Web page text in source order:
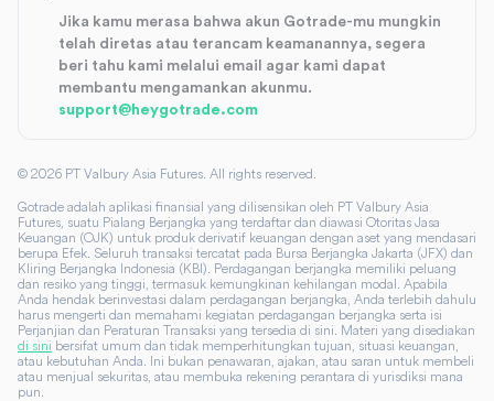
Jika kamu merasa bahwa akun Gotrade-mu mungkin
telah diretas atau terancam keamanannya, segera
beri tahu kami melalui email agar kami dapat
membantu mengamankan akunmu.
support@heygotrade.com
© 2026 PT Valbury Asia Futures. All rights reserved.
Gotrade adalah aplikasi finansial yang dilisensikan oleh PT Valbury Asia
Futures, suatu Pialang Berjangka yang terdaftar dan diawasi Otoritas Jasa
Keuangan (OJK) untuk produk derivatif keuangan dengan aset yang mendasari
berupa Efek. Seluruh transaksi tercatat pada Bursa Berjangka Jakarta (JFX) dan
Kliring Berjangka Indonesia (KBI). Perdagangan berjangka memiliki peluang
dan resiko yang tinggi, termasuk kemungkinan kehilangan modal. Apabila
Anda hendak berinvestasi dalam perdagangan berjangka, Anda terlebih dahulu
harus mengerti dan memahami kegiatan perdagangan berjangka serta isi
Perjanjian dan Peraturan Transaksi yang tersedia di sini. Materi yang disediakan
di sini bersifat umum dan tidak memperhitungkan tujuan, situasi keuangan,
atau kebutuhan Anda. Ini bukan penawaran, ajakan, atau saran untuk membeli
atau menjual sekuritas, atau membuka rekening perantara di yurisdiksi mana
pun.